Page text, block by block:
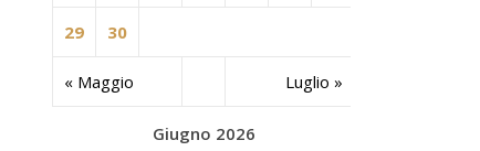
Giugno 2026
« Maggio Luglio »
29 30